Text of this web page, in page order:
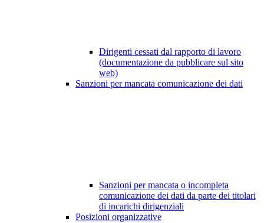
Dirigenti cessati dal rapporto di lavoro
(documentazione da pubblicare sul sito
web)
Sanzioni per mancata comunicazione dei dati
Sanzioni per mancata o incompleta
comunicazione dei dati da parte dei titolari
di incarichi dirigenziali
Posizioni organizzative